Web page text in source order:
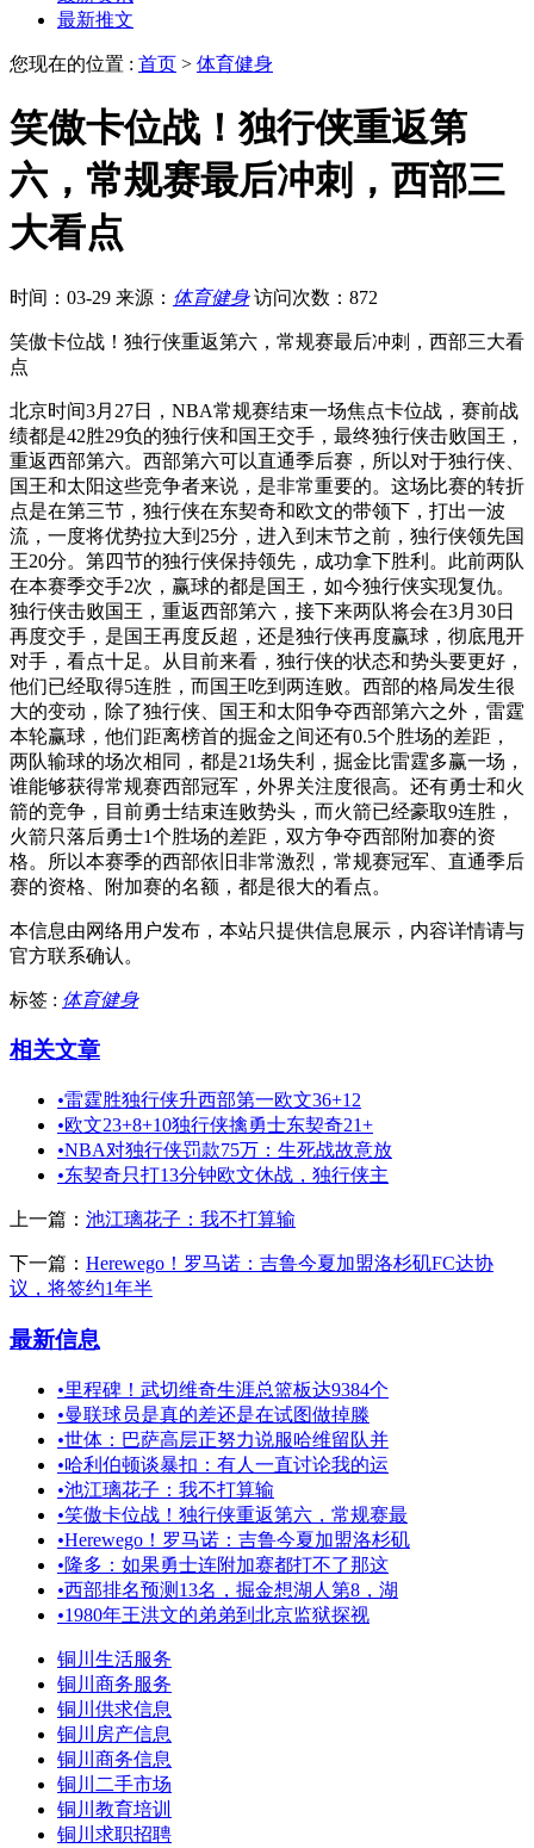
最新推文
您现在的位置 : 首页 > 体育健身
笑傲卡位战！独行侠重返第
六，常规赛最后冲刺，西部三
大看点
时间：03-29 来源： 体育健身 访问次数：872
笑傲卡位战！独行侠重返第六，常规赛最后冲刺，西部三大看
点
北京时间3月27日，NBA常规赛结束一场焦点卡位战，赛前战
绩都是42胜29负的独行侠和国王交手，最终独行侠击败国王，
重返西部第六。西部第六可以直通季后赛，所以对于独行侠、
国王和太阳这些竞争者来说，是非常重要的。这场比赛的转折
点是在第三节，独行侠在东契奇和欧文的带领下，打出一波
流，一度将优势拉大到25分，进入到末节之前，独行侠领先国
王20分。第四节的独行侠保持领先，成功拿下胜利。此前两队
在本赛季交手2次，赢球的都是国王，如今独行侠实现复仇。
独行侠击败国王，重返西部第六，接下来两队将会在3月30日
再度交手，是国王再度反超，还是独行侠再度赢球，彻底甩开
对手，看点十足。从目前来看，独行侠的状态和势头要更好，
他们已经取得5连胜，而国王吃到两连败。西部的格局发生很
大的变动，除了独行侠、国王和太阳争夺西部第六之外，雷霆
本轮赢球，他们距离榜首的掘金之间还有0.5个胜场的差距，
两队输球的场次相同，都是21场失利，掘金比雷霆多赢一场，
谁能够获得常规赛西部冠军，外界关注度很高。还有勇士和火
箭的竞争，目前勇士结束连败势头，而火箭已经豪取9连胜，
火箭只落后勇士1个胜场的差距，双方争夺西部附加赛的资
格。所以本赛季的西部依旧非常激烈，常规赛冠军、直通季后
赛的资格、附加赛的名额，都是很大的看点。
本信息由网络用户发布， 本站只提供信息展示，内容详情请与
官方联系确认。
标签 : 体育健身
相关文章
•雷霆胜独行侠升西部第一欧文36+12
•欧文23+8+10独行侠擒勇士东契奇21+
•NBA对独行侠罚款75万：生死战故意放
•东契奇只打13分钟欧文休战，独行侠主
上一篇： 池江璃花子：我不打算输
下一篇： Herewego！罗马诺：吉鲁今夏加盟洛杉矶FC达协
议，将签约1年半
最新信息
•里程碑！武切维奇生涯总篮板达9384个
•曼联球员是真的差还是在试图做掉滕
•世体：巴萨高层正努力说服哈维留队并
•哈利伯顿谈暴扣：有人一直讨论我的运
•池江璃花子：我不打算输
•笑傲卡位战！独行侠重返第六，常规赛最
•Herewego！罗马诺：吉鲁今夏加盟洛杉矶
•隆多：如果勇士连附加赛都打不了那这
•西部排名预测13名，掘金想湖人第8，湖
•1980年王洪文的弟弟到北京监狱探视
铜川生活服务
铜川商务服务
铜川供求信息
铜川房产信息
铜川商务信息
铜川二手市场
铜川教育培训
铜川求职招聘